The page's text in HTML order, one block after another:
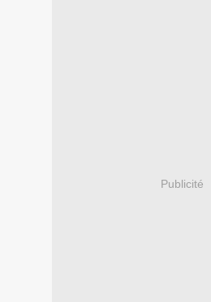
Publicité